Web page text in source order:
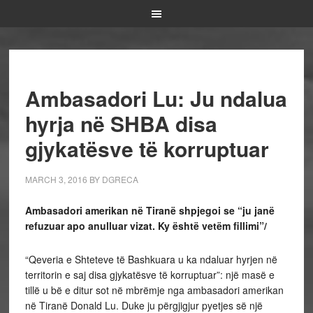
Ambasadori Lu: Ju ndalua
hyrja në SHBA disa
gjykatësve të korruptuar
MARCH 3, 2016 BY DGRECA
Ambasadori amerikan në Tiranë shpjegoi se “ju janë
refuzuar apo anulluar vizat. Ky është vetëm fillimi”/
“Qeveria e Shteteve të Bashkuara u ka ndaluar hyrjen në
territorin e saj disa gjykatësve të korruptuar”: një masë e
tillë u bë e ditur sot në mbrëmje nga ambasadori amerikan
në Tiranë Donald Lu. Duke ju përgjigjur pyetjes së një